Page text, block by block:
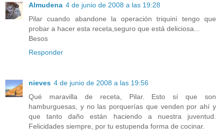
Almudena 4 de junio de 2008 a las 19:28
Pilar cuando abandone la operación triquini tengo que
probar a hacer esta receta,seguro que está deliciosa...
Besos
Responder
nieves 4 de junio de 2008 a las 19:56
Qué maravilla de receta, Pilar. Esto sí que son
hamburguesas, y no las porquerías que venden por ahí y
que tanto daño están haciendo a nuestra juventud.
Felicidades siempre, por tu estupenda forma de cocinar.